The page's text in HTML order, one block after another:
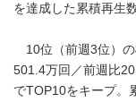
を達成した累積再生
10位（前週3位）の
501.4万回／前週比
でTOP10をキープ。